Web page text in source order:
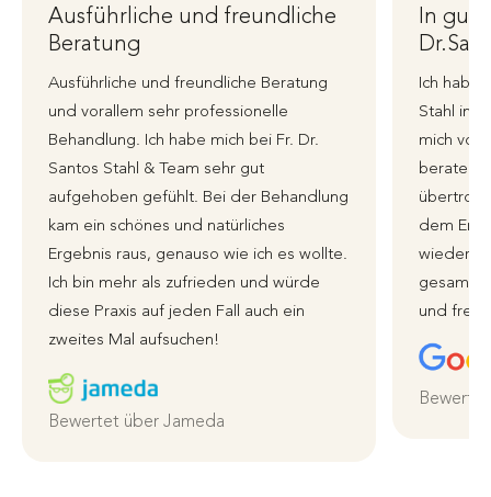
Ausführliche und freundliche
Beratung
Ausführliche und freundliche Beratung
und vorallem sehr professionelle
Behandlung. Ich habe mich bei Fr. Dr.
Santos Stahl & Team sehr gut
aufgehoben gefühlt. Bei der Behandlung
kam ein schönes und natürliches
Ergebnis raus, genauso wie ich es wollte.
Ich bin mehr als zufrieden und würde
diese Praxis auf jeden Fall auch ein
zweites Mal aufsuchen!
Bewertet über Jameda
In
Ich habe
Stahl in
mich von
beraten
dem
wieder
gesamte
und